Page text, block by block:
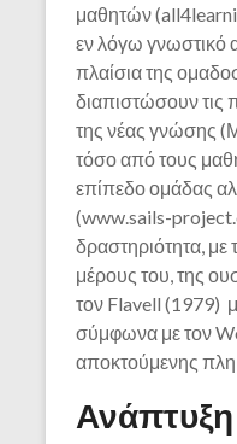
μαθητών
εν λόγω γνωστικό
πλαίσια της
διαπιστώσουν τις
της νέας γνώσης
τόσο από τους
επίπεδο ομάδας
(www.sails-
δραστηριότητα, με
μέρους του, της
τον Flavell (1979)
σύμφωνα με τον
αποκτούμενης
Ανάπτυξη